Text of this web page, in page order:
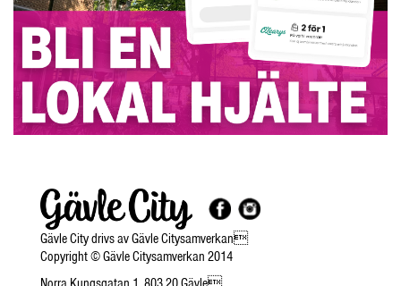
Gävle City drivs av Gävle Citysamverkan
Copyright © Gävle Citysamverkan 2014